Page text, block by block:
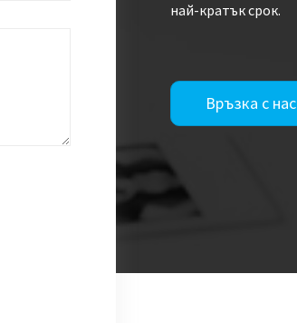
най-кратък срок.
Връзка с нас